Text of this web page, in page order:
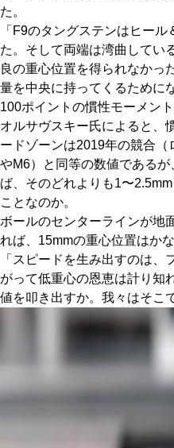
た。
「F9のタングステンはヒー
た。そして両端は湾曲してい
良の重心位置を得られなかっ
量を中央に持ってくるために
100ポイントの慣性モーメント
オルサヴスキー氏によると、
ードゾーンは2019年の競合
やM6）と同等の数値である
ば、そのどれよりも1〜
ことなのか。
ボールのセンターラインが地
れば、15mmの重心位置はか
「スピードを生み出すのは
がって低重心の恩恵は計り知
値を叩き出すか。我々はそこ